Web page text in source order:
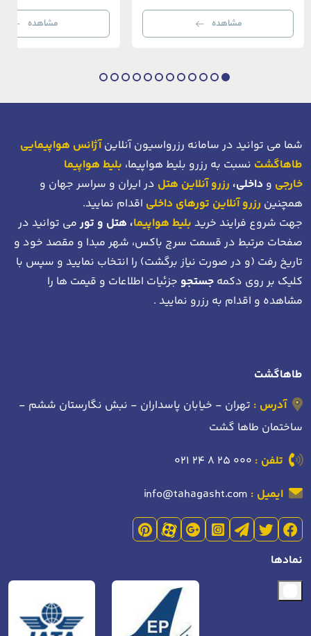
رستوران‌ها و ویلاها در هم آمیخته و تصویری
بی‌نظیر از استانبول معاصر را به […]
مشاهده
می‌رسند. امینونو از دوران
مشاهده
شما می توانید در سامانه رزرواسیون آنلاینآژانس هواپیمایی
طاهاگشت نسبت به رزرو بلیط هواپیما، بلیط هواپیما
خارجی و داخلی، رزرو آنلاین هتل در ایران و سراسر جهان و
همچنین رزرو آنلاین تورهای داخلی اقدام نمایید.
جهت شروع فرایند خرید بلیط هواپیما، هتل و تورمی توانید در
صفحات مرتبط در قسمت سرچ باکس، شهر مبدا و مقصد خود و
تاریخ رفت (و در صورت نیاز برگشت) را انتخاب نمایید و سپس با
کلیک بر روی دکمه جستجو جزئیات اطلاعات و قیمت ها را
مشاهده و اقدام به رزرو نمایید .
طاهاگشت
آدرس : تهران - خیابان پاسداران - نبش نگارستان ششم -
ساختمان طاها گشت
تلفن : 021 24 8 25 000
ایمیل : info@tahagasht.com
نمادها